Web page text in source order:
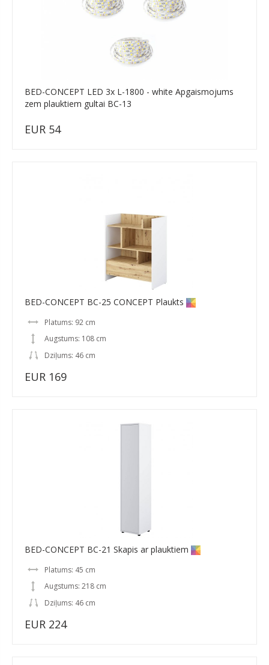
BED-CONCEPT LED 3x L-1800 - white Apgaismojums
zem plauktiem gultai BC-13
EUR 54
BED-CONCEPT BC-25 CONCEPT Plaukts
Platums: 92 cm
Augstums: 108 cm
Dziļums: 46 cm
EUR 169
BED-CONCEPT BC-21 Skapis ar plauktiem
Platums: 45 cm
Augstums: 218 cm
Dziļums: 46 cm
EUR 224